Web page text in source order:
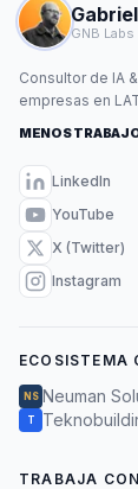
GNB Labs
Consultor de IA
empresas en
MENOS
LinkedIn
YouTube
X (Twitter)
Instagram
ECOSISTEMA
NS Neuman
T
TRABAJA